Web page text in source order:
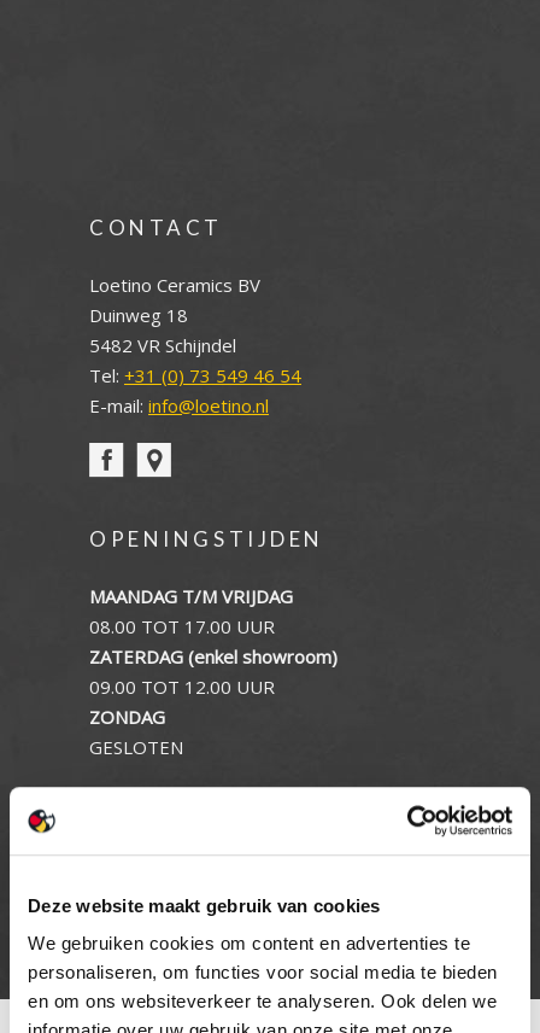
Deze website maakt gebruik van cookies
We gebruiken cookies om content en advertenties te
personaliseren, om functies voor social media te bieden
en om ons websiteverkeer te analyseren. Ook delen we
CONTACT
Loetino Ceramics BV
Duinweg 18
5482 VR Schijndel
Tel: +31 (0) 73 549 46 54
E-mail: info@loetino.nl
OPENINGSTIJDEN
MAANDAG T/M VRIJDAG
08.00 TOT 17.00 UUR
ZATERDAG (enkel showroom)
09.00 TOT 12.00 UUR
ZONDAG
GESLOTEN
Cookie beleid
Contact